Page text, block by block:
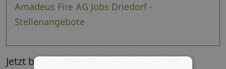
Amadeus Fire AG Jobs Driedorf -
Stellenangebote
Jetzt bei Amadeus Fire AG in Driedorf